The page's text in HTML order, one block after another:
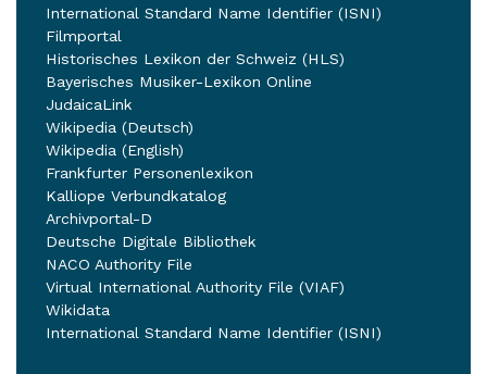
International Standard Name Identifier (ISNI)
Filmportal
Historisches Lexikon der Schweiz (HLS)
Bayerisches Musiker-Lexikon Online
JudaicaLink
Wikipedia (Deutsch)
Wikipedia (English)
Frankfurter Personenlexikon
Kalliope Verbundkatalog
Archivportal-D
Deutsche Digitale Bibliothek
NACO Authority File
Virtual International Authority File (VIAF)
Wikidata
International Standard Name Identifier (ISNI)